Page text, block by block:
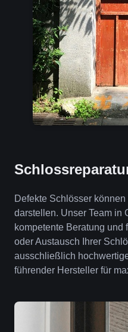
Defekte Schlösser
darstellen. Unser Team in
kompetente Beratung
oder Austausch Ihrer
ausschließlich
führender Hersteller für